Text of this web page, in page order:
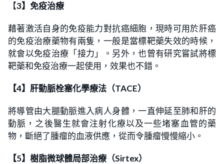
【3】免疫治療
藉著激活自身的免疫能力對抗癌細胞，現時可用於肝癌
的免疫治療藥物有兩隻，一般是當標靶藥失效的時候，
就會以免疫治療「接力」。另外，也曾有研究嘗試將標
靶藥和免疫治療一起使用，效果也不錯。
【4】肝動脈栓塞化學療法（TACE）
將導管由大腿動脈進入病人身體，一直伸延至肺和肝的
動脈，之後醫生就會注射化療以及一些堵塞血管的藥
物，斷絕了腫瘤的血液供應，從而令腫瘤慢慢縮小。
【5】樹脂微球體局部治療（Sirtex）